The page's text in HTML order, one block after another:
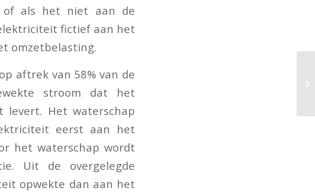
of als het niet aan de
fictief aan het
omzetbelasting.
aftrek van 58% van de
stroom dat het
levert. Het waterschap
eerst aan het
het waterschap wordt
Uit de overgelegde
opwekte dan aan het